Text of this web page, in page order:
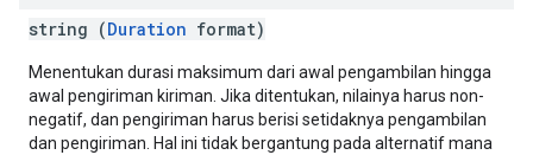
string (Duration format)
Menentukan durasi maksimum dari awal pengambilan hingga
awal pengiriman kiriman. Jika ditentukan, nilainya harus non-
negatif, dan pengiriman harus berisi setidaknya pengambilan
dan pengiriman. Hal ini tidak bergantung pada alternatif mana